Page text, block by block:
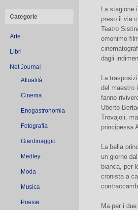
Categorie
Arte
Libri
Net Journal
Attualità
Cinema
Enogastronomia
Fotografia
Giardinaggio
Medley
Moda
Musica
Poesie
La stagione
preso il via
Teatro
omonimo
dagli
La
del maestro
fanno
Uberto
Trovajoli,
principessa
La bella
un giorno
bianca, per
cronista a
Ma per i